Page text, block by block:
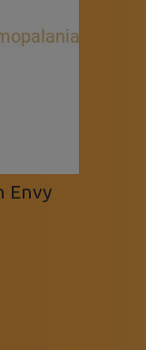
Envy